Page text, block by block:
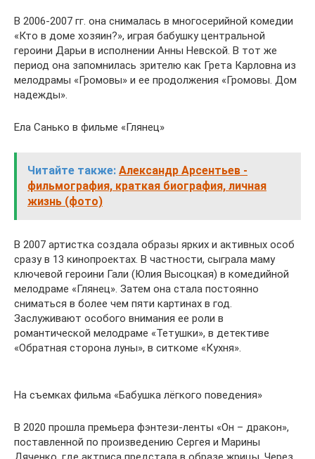
В 2006-2007 гг. она снималась в многосерийной комедии
«Кто в доме хозяин?», играя бабушку центральной
героини Дарьи в исполнении Анны Невской. В тот же
период она запомнилась зрителю как Грета Карловна из
мелодрамы «Громовы» и ее продолжения «Громовы. Дом
надежды».
Ела Санько в фильме «Глянец»
Читайте также: Александр Арсентьев -
фильмография, краткая биография, личная
жизнь (фото)
В 2007 артистка создала образы ярких и активных особ
сразу в 13 кинопроектах. В частности, сыграла маму
ключевой героини Гали (Юлия Высоцкая) в комедийной
мелодраме «Глянец». Затем она стала постоянно
сниматься в более чем пяти картинах в год.
Заслуживают особого внимания ее роли в
романтической мелодраме «Тетушки», в детективе
«Обратная сторона луны», в ситкоме «Кухня».
На съемках фильма «Бабушка лёгкого поведения»
В 2020 прошла премьера фэнтези-ленты «Он – дракон»,
поставленной по произведению Сергея и Марины